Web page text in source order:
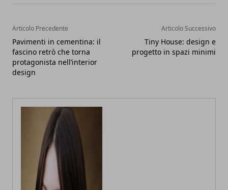
Articolo Precedente
Pavimenti in cementina: il
fascino retrò che torna
protagonista nell’interior
design
Articolo Successivo
Tiny House: design e
progetto in spazi minimi